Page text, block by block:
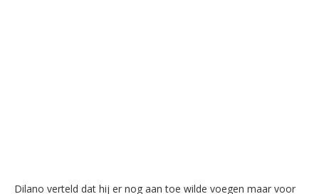
Dilano verteld dat hij er nog aan toe wilde voegen maar voor